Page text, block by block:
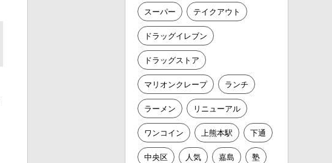
スーパー テイクアウト
ドラッグイレブン
ドラッグストア
マリオンクレープ ランチ
ラーメン リニューアル
ワンコイン 上熊本駅 下通
中央区 人気 嘉島 塾